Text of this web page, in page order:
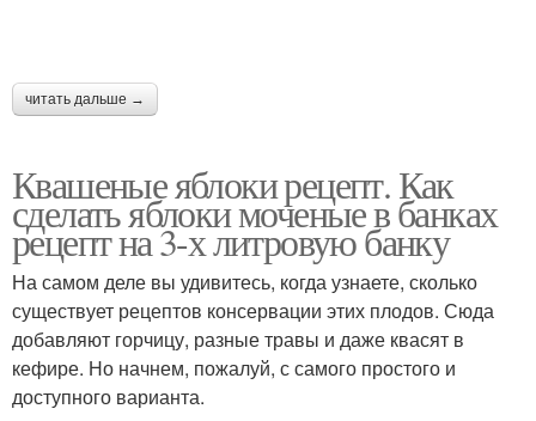
читать дальше →
Квашеные яблоки рецепт. Как
сделать яблоки моченые в банках
рецепт на 3-х литровую банку
На самом деле вы удивитесь, когда узнаете, сколько
существует рецептов консервации этих плодов. Сюда
добавляют горчицу, разные травы и даже квасят в
кефире. Но начнем, пожалуй, с самого простого и
доступного варианта.